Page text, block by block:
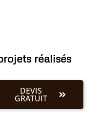
réalisés
DEVIS
GRATUIT